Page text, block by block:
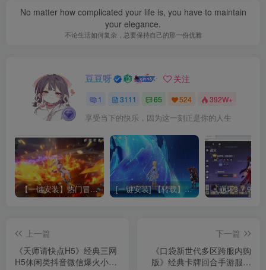
No matter how complicated your life is, you have to maintain
your elegance.
不论生活如何复杂，总要保持自己的那一份优雅
豆豆呀 关注
1 3111 65 524 392W+
享受当下的快乐，因为这一刻正是你的人生
【一键安装】热门冒险策略类游戏崩坏：星穹铁道全新2.3版本一键端+一键代理+一键启动+免虚拟机 [一键安装] 【转载】原神3.4真端服务端+源码+配套客户端+详尽说明+GM工具+源码说明文件
上一篇
《天师请快点H5》经典三网
H5休闲类抖音微信爆火小游
下一篇
《口袋新世代多区跨服内购
版》经典卡牌回合手游服务